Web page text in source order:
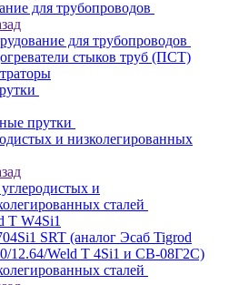
для трубопроводов
для трубопроводов
стыков труб (ПСТ)
прутки
и низколегированных
и
сталей
T W4Si1
SRT (аналог Эсаб Tigrod
12.64/Weld T 4Si1 и СВ-08Г2С)
сталей